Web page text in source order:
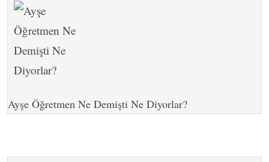
Ayşe Öğretmen Ne Demişti Ne Diyorlar?